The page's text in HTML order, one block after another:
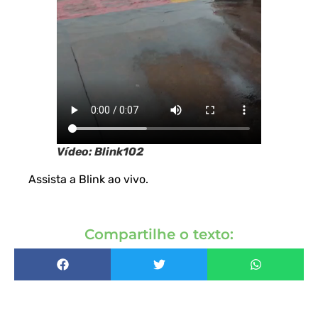
Vídeo: Blink102
Assista a Blink ao vivo.
Compartilhe o texto: